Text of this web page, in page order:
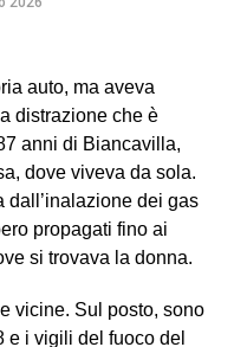
dell’obbligo di
eseguivano gli
sul campo,
imponendo ritmi e
intimidatorie”. Erano
(privo di luce e
le somme
tali condizioni,
auto, ma aveva
distrazione che è
anni di Biancavilla,
dove viveva da sola.
dall’inalazione dei gas
propagati fino ai
si trovava la donna.
vicine. Sul posto, sono
e i vigili del fuoco del